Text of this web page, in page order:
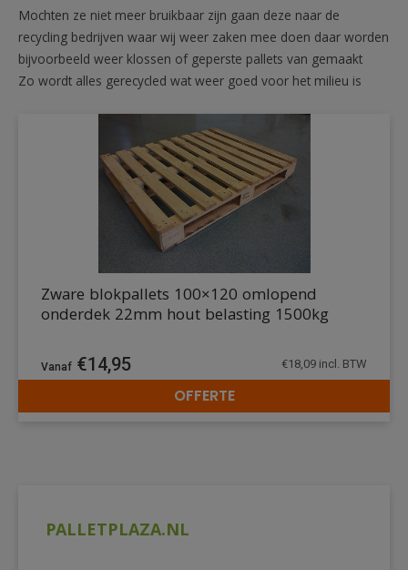
PALLETPLAZA.NL
Mochten ze niet meer bruikbaar zijn gaan deze naar de
recycling bedrijven waar wij weer zaken mee doen daar worden
bijvoorbeeld weer klossen of geperste pallets van gemaakt
Zo wordt alles gerecycled wat weer goed voor het milieu is
DETAILS
Zware blokpallets 100×120 omlopend
onderdek 22mm hout belasting 1500kg
€14,95 €18,09 incl. BTW
OFFERTE